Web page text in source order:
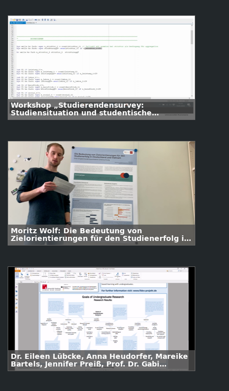
Workshop „Studierendensurvey:
Studiensituation und studentische
Orientierungen – Aggregation von Items
Moritz Wolf: Die Bedeutung von
Zielorientierungen für den Studienerfolg in
Deutschland und Vietnam
Dr. Eileen Lübcke, Anna Heudorfer, Mareike
Bartels, Jennifer Preiß, Prof. Dr. Gabi
Reinmann: FideS - Forschungsorientierung